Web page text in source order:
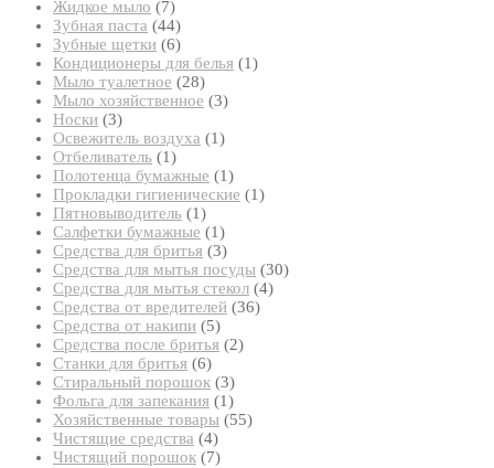
Жидкое мыло 77
товаров
Зубная паста 4444
товара
Зубные щетки 66
товаров
Кондиционеры для белья 11
Мыло туалетное 2828
товаров
Мыло хозяйственное 33
Носки 33
товара
Освежитель воздуха 11
Отбеливатель 11
товар
Полотенца бумажные 11
товар
Прокладки гигиенические 11
Пятновыводитель 11
товар
Салфетки бумажные 11
товар
Средства для бритья 33
товара
Средства для мытья посуды 3030
Средства для мытья стекол 44
Средства от вредителей 3636
Средства от накипи 55
товаров
Средства после бритья 22
Станки для бритья 66
товаров
Стиральный порошок 33
товара
Фольга для запекания 11
товар
Хозяйственные товары 5555
Чистящие средства 44
товара
Чистящий порошок 77